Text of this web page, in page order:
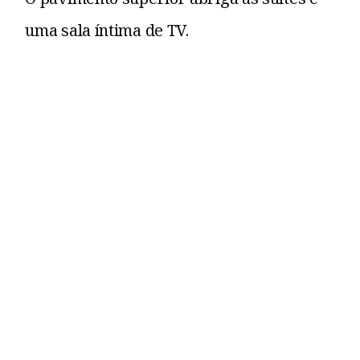
uma sala íntima de TV.